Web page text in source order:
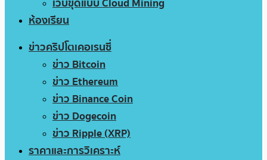
ห้องเรียน
ข่าวคริปโตเคอเรนซี่
ข่าว Bitcoin
ข่าว Ethereum
ข่าว Binance Coin
ข่าว Dogecoin
ข่าว Ripple (XRP)
ราคาและการวิเคราะห์